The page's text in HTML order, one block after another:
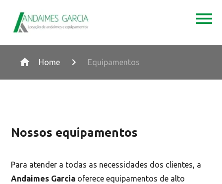
Home Equipamentos
Nossos equipamentos
Para atender a todas as necessidades dos clientes, a
Andaimes Garcia oferece equipamentos de alto